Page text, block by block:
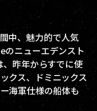
中、魅力的で人気
のニューエデンスト
昨年からすでに使
クス、ドミニックス
海軍仕様の船体も